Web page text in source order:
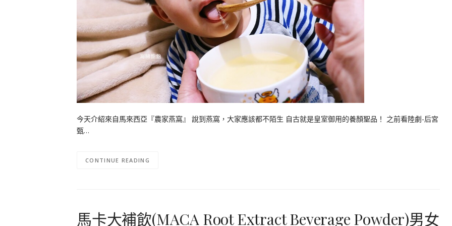
今天介紹來自馬來西亞『農家燕窩』 說到燕窩，大家應該都不陌生 自古就是皇室御用的養顏聖品！ 之前看陸劇-后宮
甄…
CONTINUE READING
馬卡大補飲(MACA Root Extract Beverage Powder)男女